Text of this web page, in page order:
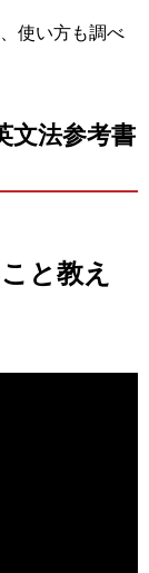
使い方も調べ
文法参考書
と教え